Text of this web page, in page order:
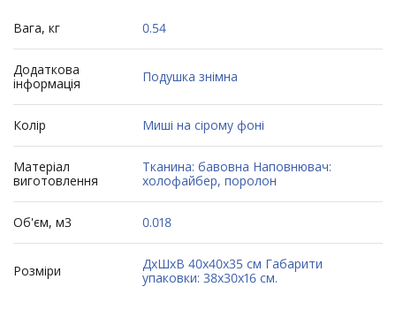
Вага, кг 0.54
Додаткова
інформація
Подушка знімна
Колір Миші на сірому фоні
Матеріал
виготовлення
Тканина: бавовна Наповнювач:
холофайбер, поролон
Об'єм, м3 0.018
Розміри
ДхШхВ 40х40х35 см Габарити
упаковки: 38х30х16 см.